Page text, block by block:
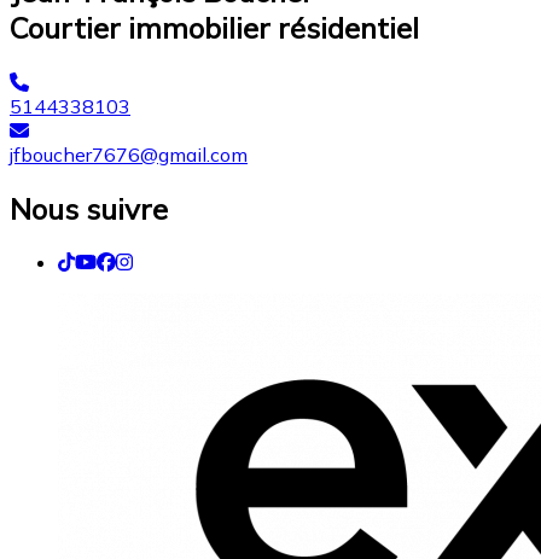
Courtier immobilier résidentiel
5144338103
jfboucher7676@gmail.com
Nous suivre